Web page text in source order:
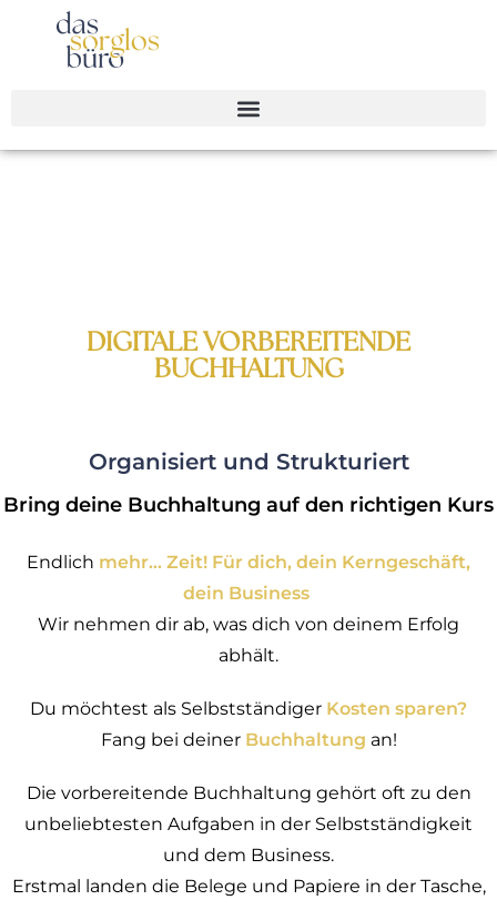
DIGITALE VORBEREITENDE
BUCHHALTUNG
Organisiert und Strukturiert
Bring deine Buchhaltung auf den richtigen Kurs
Endlich mehr… Zeit! Für dich, dein Kerngeschäft,
dein Business
Wir nehmen dir ab, was dich von deinem Erfolg
abhält.
Du möchtest als Selbstständiger Kosten sparen?
Fang bei deiner Buchhaltung an!
Die vorbereitende Buchhaltung gehört oft zu den
unbeliebtesten Aufgaben in der Selbstständigkeit
und dem Business.
Erstmal landen die Belege und Papiere in der Tasche,